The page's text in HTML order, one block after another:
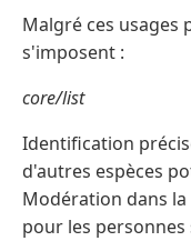
Malgré ces usages
s'imposent :
core/list
Identification
d'autres espèces
Modération dans
pour les